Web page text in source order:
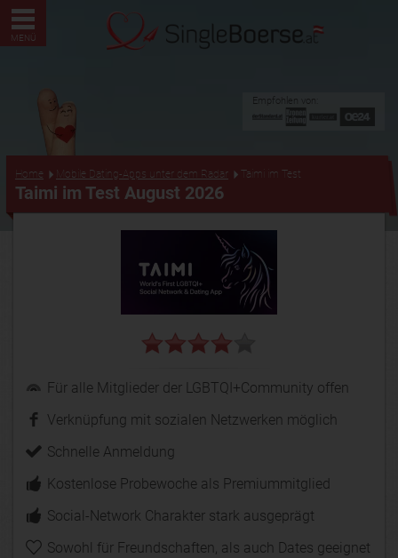
MENÜ
Empfohlen von:
Home Mobile Dating-Apps unter dem Radar Taimi im Test
Taimi im Test August 2026
Für alle Mitglieder der LGBTQI+Community offen
Verknüpfung mit sozialen Netzwerken möglich
Schnelle Anmeldung
Kostenlose Probewoche als Premiummitglied
Social-Network Charakter stark ausgeprägt
Sowohl für Freundschaften, als auch Dates geeignet